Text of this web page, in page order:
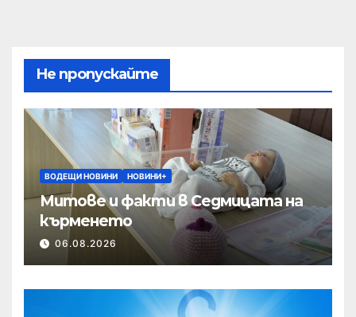
Не пропускайте
ВОДЕЩИ НОВИНИ НОВИНИ+
Митове и факти в Седмицата на
кърменето
06.08.2026